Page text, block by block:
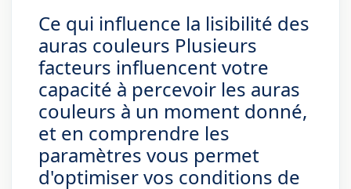
Ce qui influence la lisibilité des
auras couleurs Plusieurs
facteurs influencent votre
capacité à percevoir les auras
couleurs à un moment donné,
et en comprendre les
paramètres vous permet
d'optimiser vos conditions de